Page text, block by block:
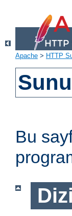
Apache > HTTP
Bu